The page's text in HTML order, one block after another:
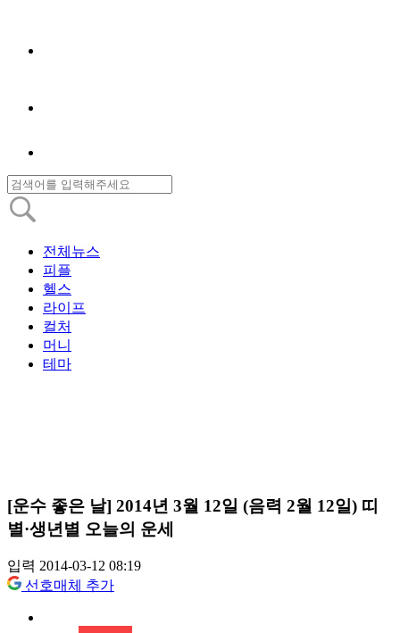
전체뉴스
피플
헬스
라이프
컬처
머니
테마
[운수 좋은 날] 2014년 3월 12일 (음력 2월 12일) 띠
별·생년별 오늘의 운세
입력 2014-03-12 08:19
선호매체 추가